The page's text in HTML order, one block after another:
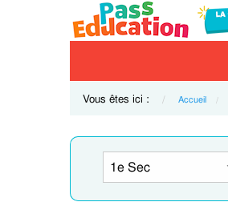
Vous êtes ici : Accueil